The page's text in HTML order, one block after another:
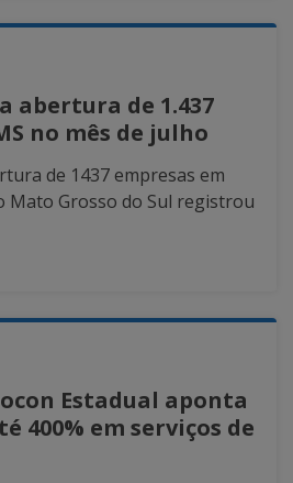
abertura de 1.437
no mês de julho
de 1437 empresas em
Mato Grosso do Sul registrou
Estadual aponta
400% em serviços de